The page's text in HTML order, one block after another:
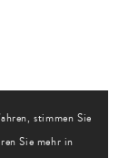
stimmen Sie
Sie mehr in